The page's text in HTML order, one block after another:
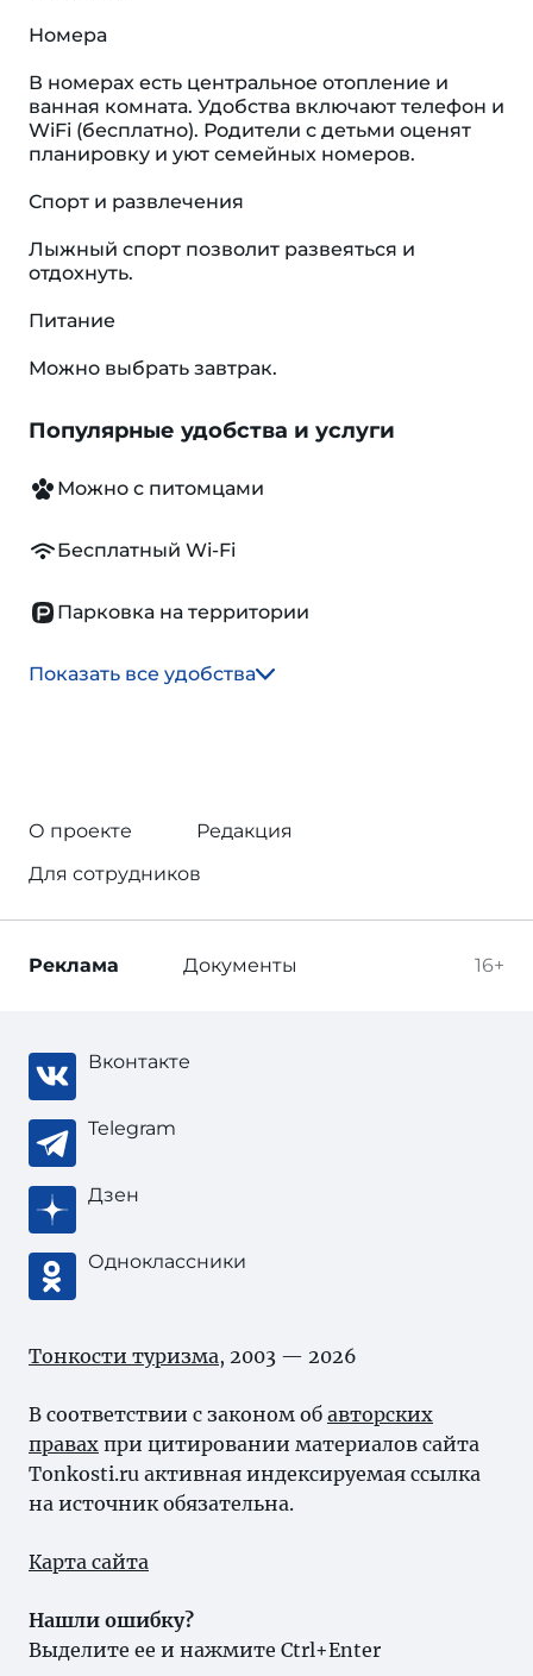
Номера
В номерах есть центральное отопление и
ванная комната. Удобства включают телефон и
WiFi (бесплатно). Родители с детьми оценят
планировку и уют семейных номеров.
Спорт и развлечения
Лыжный спорт позволит развеяться и
отдохнуть.
Питание
Можно выбрать завтрак.
Популярные удобства и услуги
Можно с питомцами
Бесплатный Wi-Fi
Парковка на территории
Показать все удобства
О проекте
Редакция
Для сотрудников
16+
Реклама Документы
Вконтакте
Telegram
Дзен
Одноклассники
Тонкости туризма, 2003 — 2026
В соответствии с законом об авторских
правах при цитировании материалов сайта
Tonkosti.ru активная индексируемая ссылка
на источник обязательна.
Карта сайта
Нашли ошибку?
Выделите ее и нажмите Ctrl+Enter